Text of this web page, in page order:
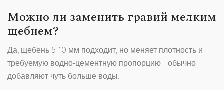
Можно ли заменить гравий мелким
щебнем?
Да, щебень 5-10 мм подходит, но меняет плотность и
требуемую водно‑цементную пропорцию - обычно
добавляют чуть больше воды.